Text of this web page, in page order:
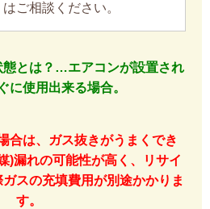
ご相談ください。
とは？…エアコンが設置され
に使用出来る場合。
合は、ガス抜きがうまくでき
)漏れの可能性が高く、リサイ
スの充填費用が別途かかりま
す。